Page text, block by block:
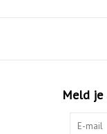
Meld je